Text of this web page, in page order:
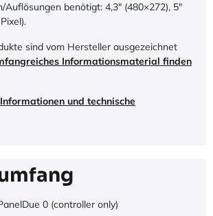
Auflösungen benötigt: 4,3″ (480×272), 5″
sind vom Hersteller ausgezeichnet
Informationsmaterial finden
und technische
0 (controller only)